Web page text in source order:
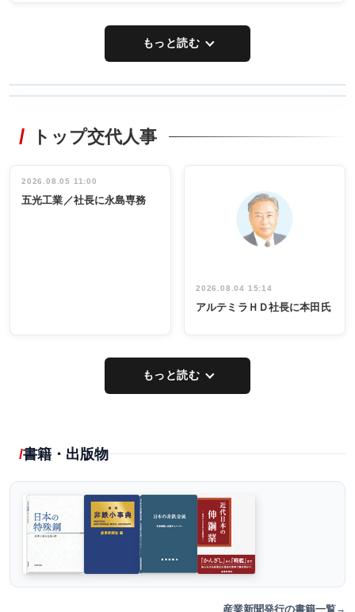
もっと読む
非鉄業界で
インタビュ
ー／社内ア
タックトレー
祝う 業界関
係者ら220人
出席
トップ交代人事
2026.08.05 11:00
五光工業／社長に永島専務
2026.08.04 15:14
アルテミラＨＤ社長に本田氏
もっと読む
書籍・出版物
産業新聞発行の書籍一覧